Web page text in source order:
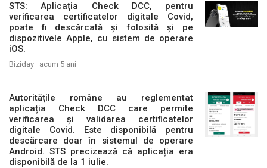
STS: Aplicaţia Check DCC, pentru
verificarea certificatelor digitale Covid,
poate fi descărcată și folosită și pe
dispozitivele Apple, cu sistem de operare
iOS.
Biziday · acum 5 ani
Autoritățile române au reglementat
aplicația Check DCC care permite
verificarea și validarea certificatelor
digitale Covid. Este disponibilă pentru
descărcare doar în sistemul de operare
Android. STS precizează că aplicația era
disponibilă de la 1 iulie.